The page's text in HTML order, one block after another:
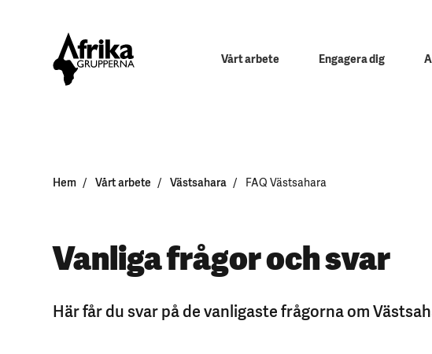
Vårt arbete Engagera dig
Hem Vårt arbete Västsahara FAQ Västsahara
Vanliga frågor och svar
Här får du svar på de vanligaste frågorna om